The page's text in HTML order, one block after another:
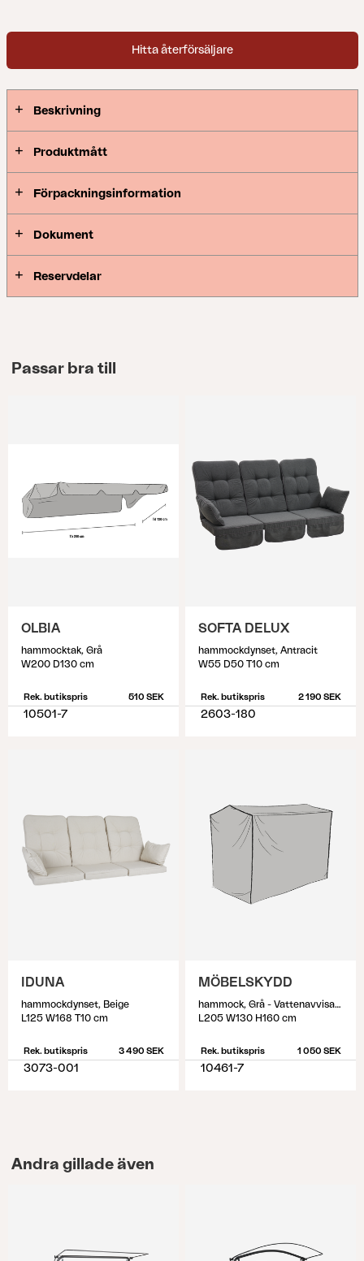
Hitta återförsäljare
Beskrivning
Produktmått
Förpackningsinformation
Dokument
Reservdelar
Passar bra till
OLBIA
hammocktak, Grå
W200 D130 cm
Rek. butikspris 510 SEK
10501-7
SOFTA DELUX
hammockdynset, Antracit
W55 D50 T10 cm
Rek. butikspris 2 190 SEK
2603-180
IDUNA
hammockdynset, Beige
L125 W168 T10 cm
Rek. butikspris 3 490 SEK
3073-001
MÖBELSKYDD
hammock, Grå - Vattenavvisande
L205 W130 H160 cm
Rek. butikspris 1 050 SEK
10461-7
Andra gillade även